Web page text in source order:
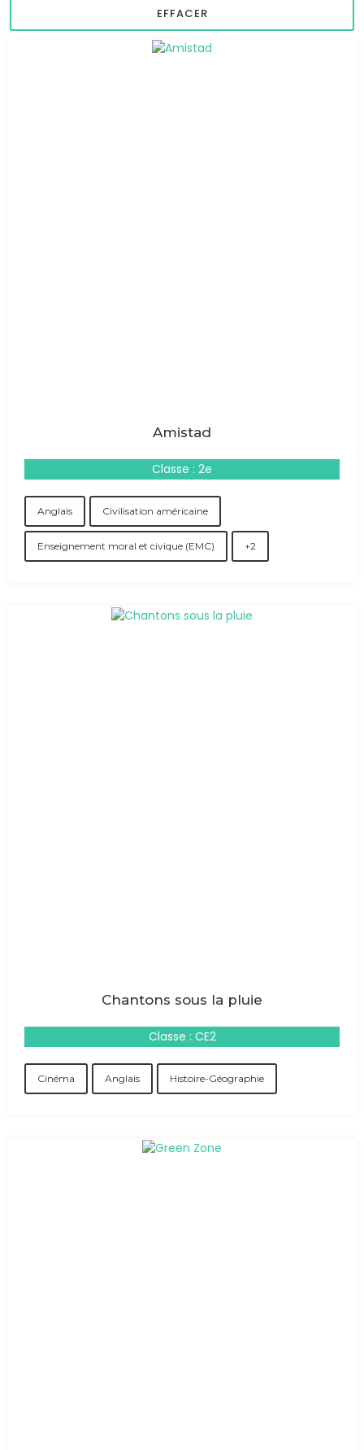
Amistad
Classe : 2e
Anglais Civilisation américaine
Enseignement moral et civique (EMC) +2
Chantons sous la pluie
Classe : CE2
Cinéma Anglais Histoire-Géographie